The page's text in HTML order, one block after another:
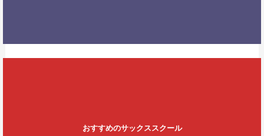
おすすめのサックススクール